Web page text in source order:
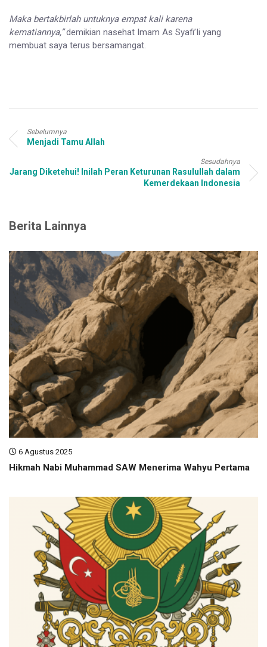
Maka bertakbirlah untuknya empat kali karena
kematiannya,”demikian nasehat Imam As Syafi’Ii yang
membuat saya terus bersamangat.
Sebelumnya
Menjadi Tamu Allah
Sesudahnya
Jarang Diketehui! Inilah Peran Keturunan Rasulullah dalam
Kemerdekaan Indonesia
Berita Lainnya
6 Agustus 2025
Hikmah Nabi Muhammad SAW Menerima Wahyu Pertama